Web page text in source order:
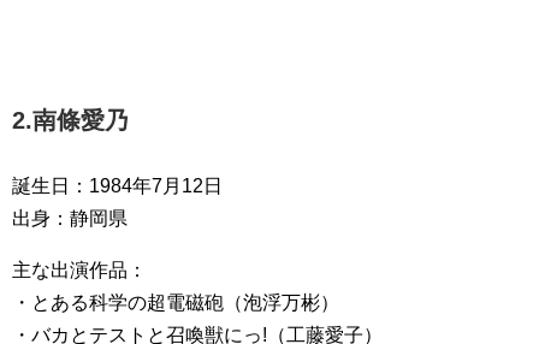
2.南條愛乃
誕生日：1984年7月12日
出身：静岡県
主な出演作品：
・とある科学の超電磁砲（泡浮万彬）
・バカとテストと召喚獣にっ!（工藤愛子）